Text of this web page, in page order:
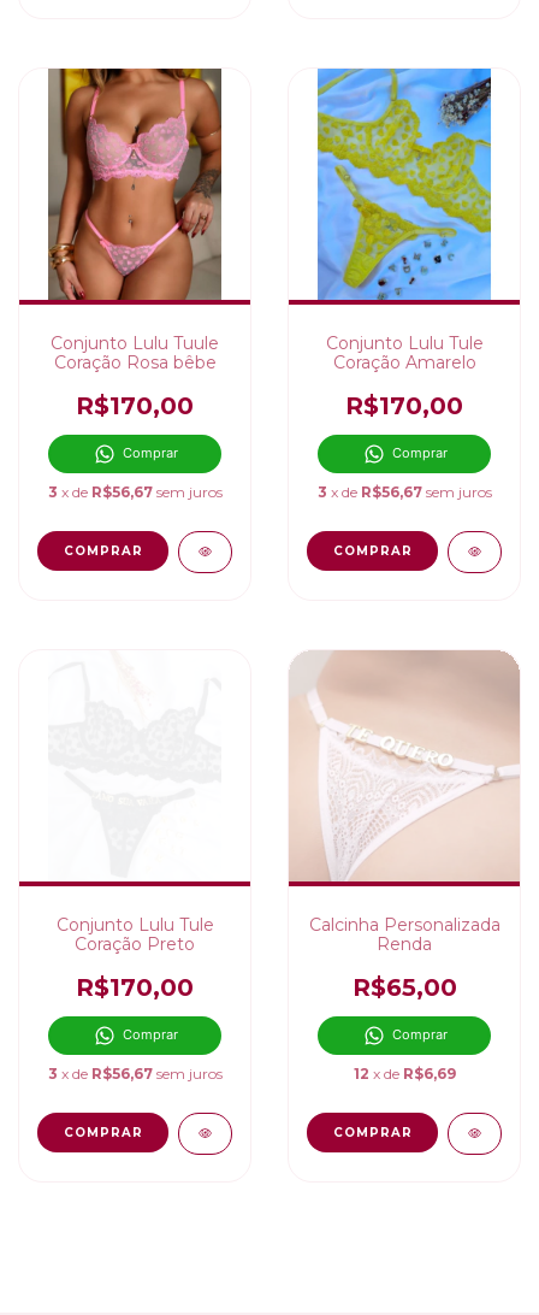
Conjunto Lulu Tuule
Coração Rosa bêbe
R$170,00
Comprar
3 x de R$56,67 sem juros
COMPRAR
Conjunto Lulu Tule
Coração Amarelo
R$170,00
Comprar
3 x de R$56,67 sem juros
COMPRAR
Conjunto Lulu Tule
Coração Preto
R$170,00
Comprar
3 x de R$56,67 sem juros
COMPRAR
Calcinha Personalizada
Renda
R$65,00
Comprar
12 x de R$6,69
COMPRAR